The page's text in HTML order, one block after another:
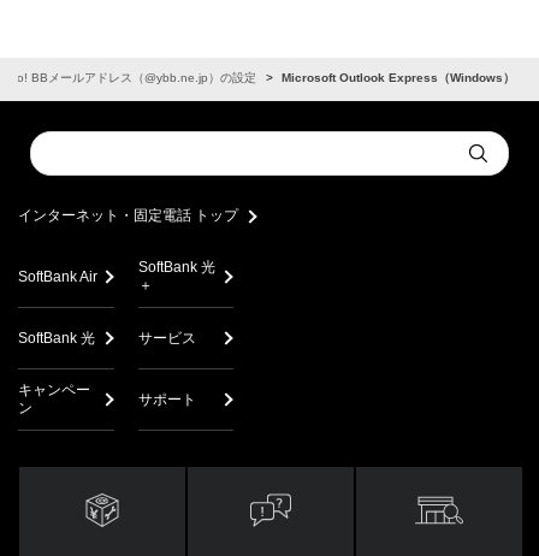
BBメールアドレス（@ybb.ne.jp）の設定 Microsoft Outlook Express（Windows）
Conduct
a
Submit
インターネット・固定電話 トップ
SoftBank Air
SoftBank 光
＋
SoftBank 光 サービス
キャンペー
ン
サポート